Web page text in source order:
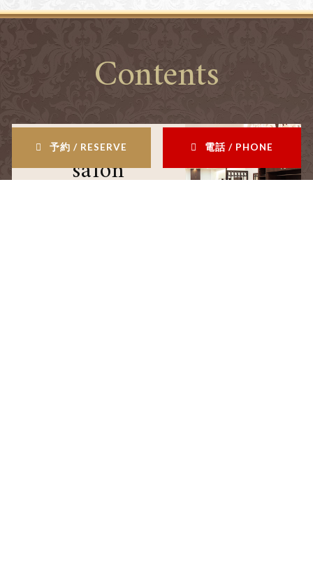
予約 / RESERVE 電話 / PHONE
Contents
salon